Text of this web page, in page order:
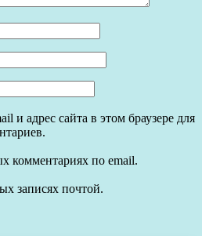
и адрес сайта в этом браузере для
комментариях по email.
записях почтой.